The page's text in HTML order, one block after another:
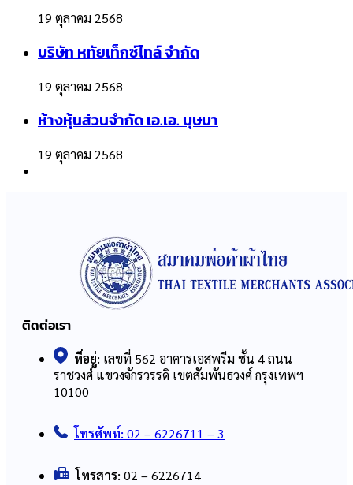
19 ตุลาคม 2568
บริษัท หทัยเท็กซ์ไทล์ จำกัด
19 ตุลาคม 2568
ห้างหุ้นส่วนจำกัด เอ.เอ. บุษบา
19 ตุลาคม 2568
ติดต่อเรา
ที่อยู่: เลขที่ 562 อาคารเอสพรีม ชั้น 4 ถนน
ราชวงศ์ แขวงจักรวรรดิ เขตสัมพันธวงศ์ กรุงเทพฯ
10100
โทรศัพท์: 02 – 6226711 – 3
โทรสาร: 02 – 6226714